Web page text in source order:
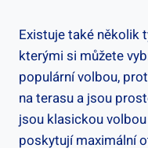
Existuje také několik
kterými si můžete
populární volbou,
na terasu a jsou
jsou klasickou
poskytují maximální